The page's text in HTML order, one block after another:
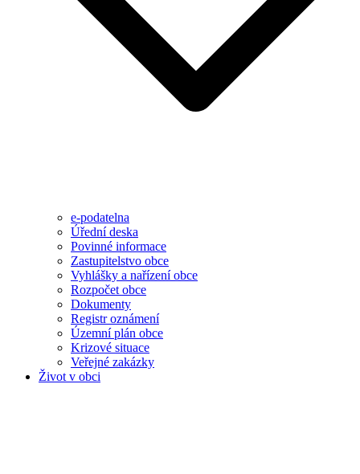
e-podatelna
Úřední deska
Povinné informace
Zastupitelstvo obce
Vyhlášky a nařízení obce
Rozpočet obce
Dokumenty
Registr oznámení
Územní plán obce
Krizové situace
Veřejné zakázky
Život v obci